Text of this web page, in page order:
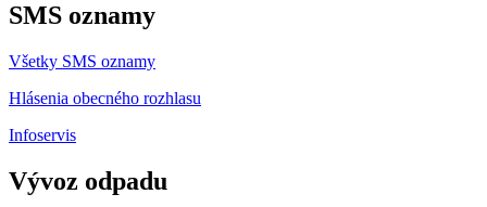
SMS oznamy
Všetky SMS oznamy
Hlásenia obecného rozhlasu
Infoservis
Vývoz odpadu